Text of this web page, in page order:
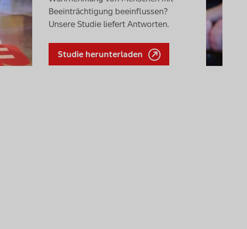
Beeinträchtigung beeinflussen?
Unsere Studie liefert Antworten.
Studie herunterladen